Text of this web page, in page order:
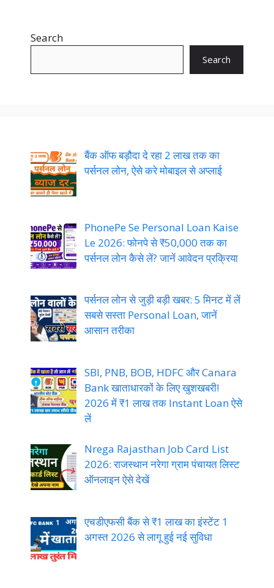
Search
Search
बैंक ऑफ बड़ौदा दे रहा 2 लाख तक का
पर्सनल लोन, ऐसे करे मोबाइल से अप्लाई
PhonePe Se Personal Loan Kaise
Le 2026: फोनपे से ₹50,000 तक का
पर्सनल लोन कैसे लें? जानें आवेदन प्रक्रिया
पर्सनल लोन से जुड़ी बड़ी खबर: 5 मिनट में लें
सबसे सस्ता Personal Loan, जानें
आसान तरीका
SBI, PNB, BOB, HDFC और Canara
Bank खाताधारकों के लिए खुशखबरी!
2026 में ₹1 लाख तक Instant Loan ऐसे
लें
Nrega Rajasthan Job Card List
2026: राजस्थान नरेगा ग्राम पंचायत लिस्ट
ऑनलाइन ऐसे देखें
एचडीएफसी बैंक से ₹1 लाख का इंस्टेंट 1
अगस्त 2026 से लागू हुई नई सुविधा